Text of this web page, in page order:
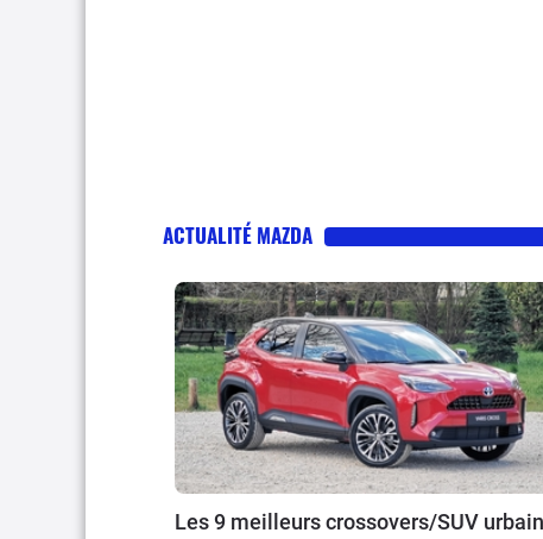
ACTUALITÉ MAZDA
Les 9 meilleurs crossovers/SUV